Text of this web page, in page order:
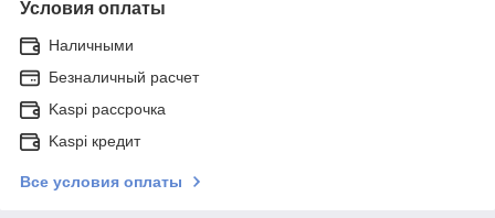
Условия оплаты
Наличными
Безналичный расчет
Kaspi рассрочка
Kaspi кредит
Все условия оплаты